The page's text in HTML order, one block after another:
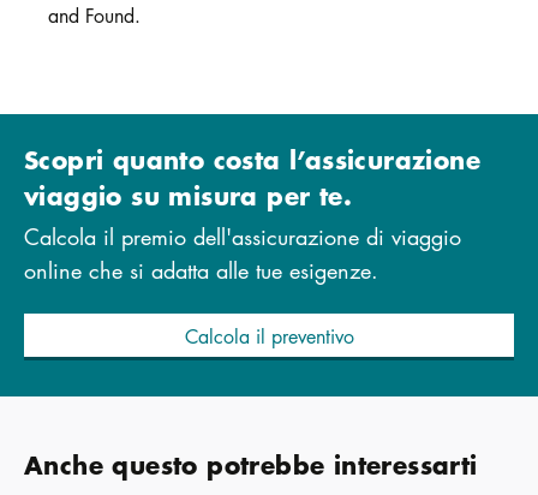
and Found.
Scopri quanto costa l’assicurazione
viaggio su misura per te.
Calcola il premio dell'assicurazione di viaggio
online che si adatta alle tue esigenze.
Calcola il preventivo
Anche questo potrebbe interessarti